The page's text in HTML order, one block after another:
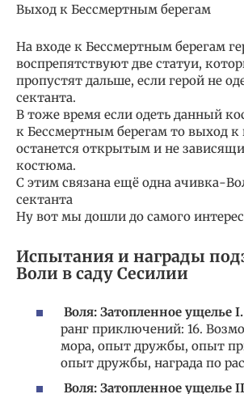
Выход к Бессмертным берегам
На входе к Бессмертным берегам
воспрепятствуют две статуи,
пропустят дальше, если герой не
сектанта.
В тоже время если одеть данный
к Бессмертным берегам то выход к
останется открытым и не
костюма.
С этим связана ещё одна ачивка-
сектанта
Ну вот мы дошли до самого
Испытания и награды
Воли в саду Сесилии
Воля: Затопленное ущелье I.
ранг приключений: 16.
мора, опыт дружбы, опыт
опыт дружбы, награда по
Воля: Затопленное ущелье